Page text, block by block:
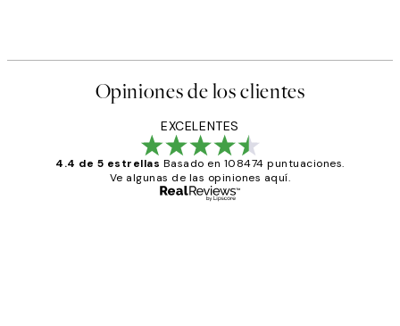
Opiniones de los clientes
EXCELENTES
4.4 de 5 estrellas Basado en 108474 puntuaciones.
Ve algunas de las opiniones aquí.